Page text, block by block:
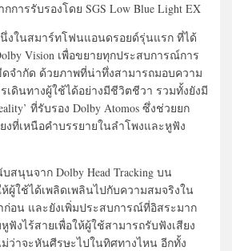
การรับรองโดย SGS Low Blue Light EX
งในสมาร์ทโฟนแอนดรอยด์รุ่นแรก ที่ได้
Vision เพื่อขยายทุกประสบการณ์การ
จำกัด ด้วยภาพที่น่าทึ่งสามารถมอบความ
เดินทางผู้ใช้ได้อย่างมีชีวิตชีวา รวมทั้งยังมี
ที่รับรอง Dolby Atomos ซึ่งช่วยยก
งที่เหนือคำบรรยายในลำโพงและหูฟัง
นุนจาก Dolby Head Tracking บน
ห้ผู้ใช้ได้เพลิดเพลินไปกับความสมจริงใน
ก่อน และยังเพิ่มประสบการณ์ที่อิสระมาก
ฟังไร้สายเพื่อให้ผู้ใช้สามารถรับฟังเสียง
ว่าจะหันศีรษะไปในทิศทางไหน อีกทั้ง